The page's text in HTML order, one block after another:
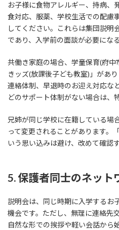
お子様に食物アレルギー、持病、
食対応、服薬、学校生活での配慮
してください。これらは集団説明
であり、入学前の面談が必要にな
共働き家庭の場合、学童保育(府
きッズ(放課後子ども教室)」があ
連絡体制、早退時のお迎え対応な
どのサポート体制がない場合は、
兄姉が同じ学校に在籍している場
って変更されることがあります。
いう思い込みは避け、改めて確認
5. 保護者同士のネット
説明会は、同じ時期に入学するお
機会です。ただし、無理に連絡先
自然な形での挨拶や軽い会話から